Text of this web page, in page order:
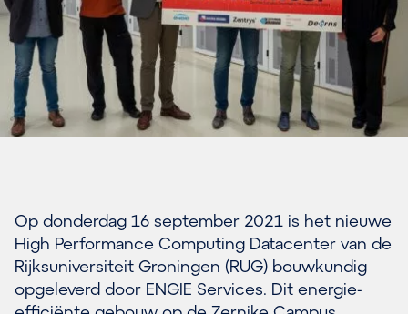
Op donderdag 16 september 2021 is het nieuwe
High Performance Computing Datacenter van de
Rijksuniversiteit Groningen (RUG) bouwkundig
opgeleverd door ENGIE Services. Dit energie-